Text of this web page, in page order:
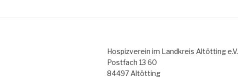
Hospizverein im Landkreis Altötting e.V.
Postfach 13 60
84497 Altötting